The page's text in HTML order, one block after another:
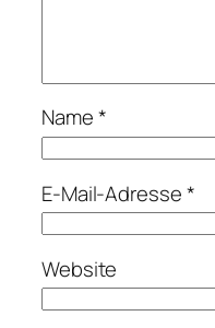
Name*
E-Mail-Adresse*
Website